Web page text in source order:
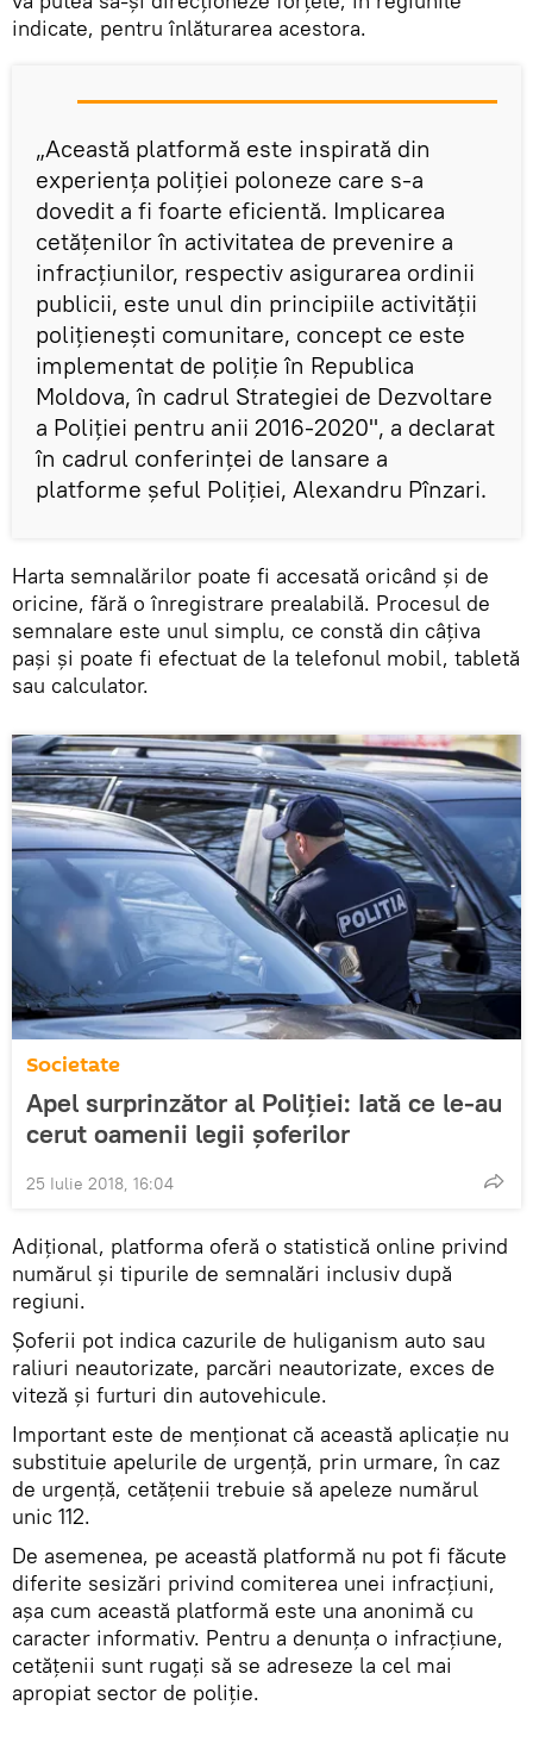
indicate, pentru înlăturarea acestora.
„Această platformă este inspirată din
experiența poliției poloneze care s-a
dovedit a fi foarte eficientă. Implicarea
cetățenilor în activitatea de prevenire a
infracțiunilor, respectiv asigurarea ordinii
publicii, este unul din principiile activității
polițienești comunitare, concept ce este
implementat de poliție în Republica
Moldova, în cadrul Strategiei de Dezvoltare
a Poliției pentru anii 2016-2020", a declarat
în cadrul conferinței de lansare a
platforme șeful Poliției, Alexandru Pînzari.
Harta semnalărilor poate fi accesată oricând și de
oricine, fără o înregistrare prealabilă. Procesul de
semnalare este unul simplu, ce constă din câțiva
pași și poate fi efectuat de la telefonul mobil, tabletă
sau calculator.
Societate
Apel surprinzător al Poliției: Iată ce le-au
cerut oamenii legii șoferilor
25 Iulie 2018, 16:04
Adițional, platforma oferă o statistică online privind
numărul și tipurile de semnalări inclusiv după
regiuni.
Șoferii pot indica cazurile de huliganism auto sau
raliuri neautorizate, parcări neautorizate, exces de
viteză și furturi din autovehicule.
Important este de menționat că această aplicație nu
substituie apelurile de urgență, prin urmare, în caz
de urgență, cetățenii trebuie să apeleze numărul
unic 112.
De asemenea, pe această platformă nu pot fi făcute
diferite sesizări privind comiterea unei infracțiuni,
așa cum această platformă este una anonimă cu
caracter informativ. Pentru a denunța o infracțiune,
cetățenii sunt rugați să se adreseze la cel mai
apropiat sector de poliție.